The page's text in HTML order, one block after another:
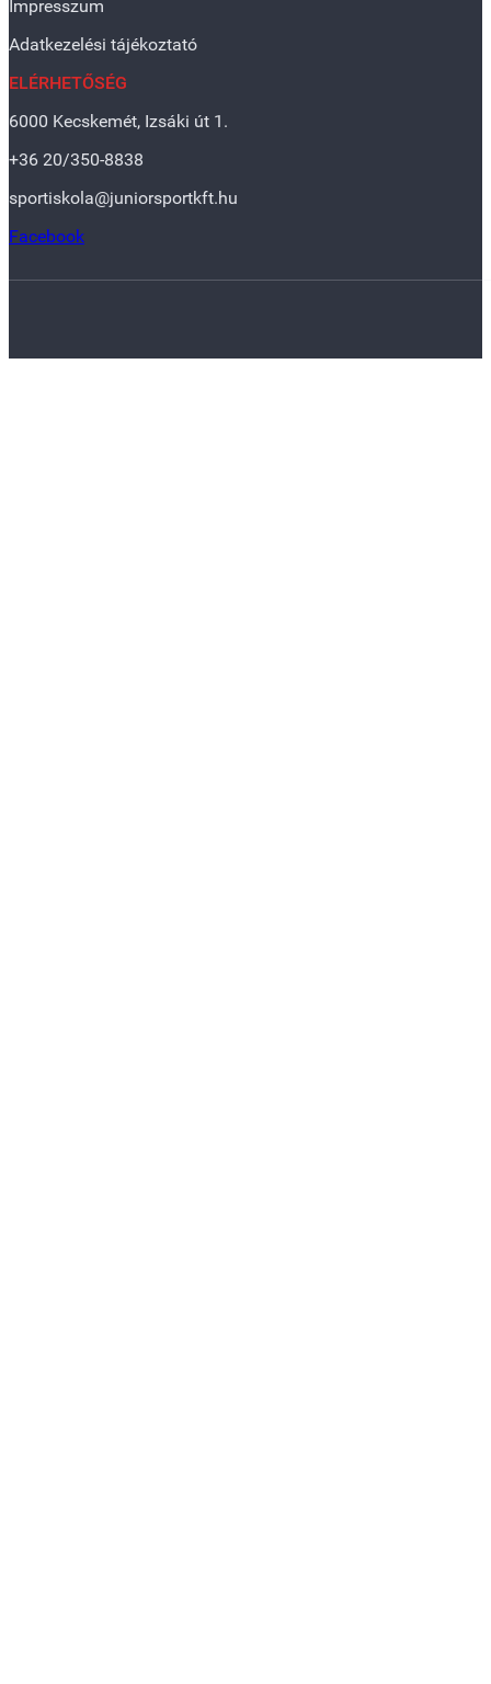
Impresszum
Adatkezelési tájékoztató
ELÉRHETŐSÉG
6000 Kecskemét, Izsáki út 1.
+36 20/350-8838
sportiskola@juniorsportkft.hu
Facebook